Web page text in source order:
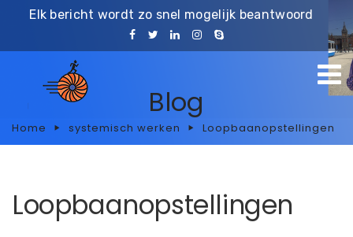
Elk bericht wordt zo snel mogelijk beantwoord
Blog
Home systemisch werken Loopbaanopstellingen
Loopbaanopstellingen